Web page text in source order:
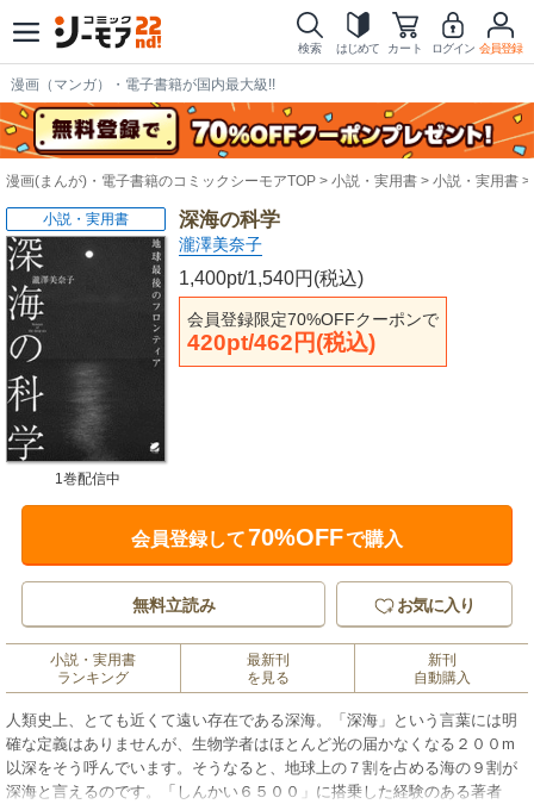
検索 はじめて カート ログイン 会員登録
漫画（マンガ）・電子書籍が国内最大級!!
漫画(まんが)・電子書籍のコミックシーモアTOP 小説・実用書 小説・実用書
深海の科学
瀧澤美奈子
1,400pt/1,540円(税込)
会員登録限定70%OFFクーポンで
420pt/462円(税込)
小説・実用書
1巻配信中
会員登録して70%OFFで購入
無料立読み お気に入り
小説・実用書
ランキング
最新刊
を見る
新刊
自動購入
人類史上、とても近くて遠い存在である深海。「深海」という言葉には明
確な定義はありませんが、生物学者はほとんど光の届かなくなる２００m
以深をそう呼んでいます。そうなると、地球上の７割を占める海の９割が
深海と言えるのです。「しんかい６５００」に搭乗した経験のある著者